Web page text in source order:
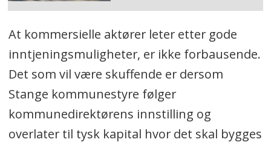
At kommersielle aktører leter etter gode
inntjeningsmuligheter, er ikke forbausende.
Det som vil være skuffende er dersom
Stange kommunestyre følger
kommunedirektørens innstilling og
overlater til tysk kapital hvor det skal bygges